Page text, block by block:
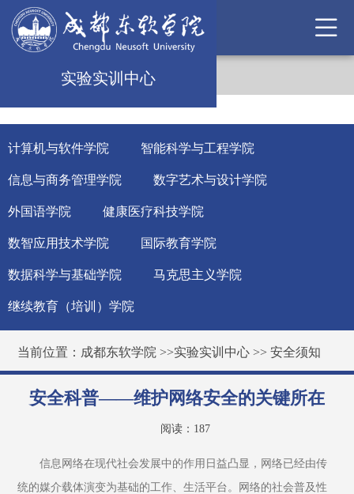
实验实训中心
计算机与软件学院 智能科学与工程学院
信息与商务管理学院 数字艺术与设计学院
外国语学院 健康医疗科技学院
数智应用技术学院 国际教育学院
数据科学与基础学院 马克思主义学院
继续教育（培训）学院
当前位置： 成都东软学院 >>实验实训中心 >>安全须知
安全科普——维护网络安全的关键所在
阅读： 187
信息网络在现代社会发展中的作用日益凸显，网络已经由传
统的媒介载体演变为基础的工作、生活平台。网络的社会普及性